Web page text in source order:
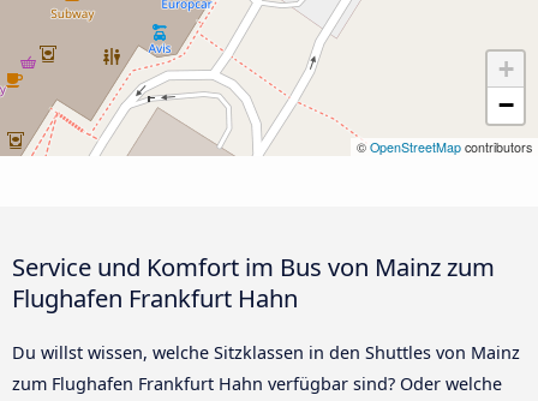
+
−
© OpenStreetMap contributors
Service und Komfort im Bus von Mainz zum
Flughafen Frankfurt Hahn
Du willst wissen, welche Sitzklassen in den Shuttles von Mainz
zum Flughafen Frankfurt Hahn verfügbar sind? Oder welche